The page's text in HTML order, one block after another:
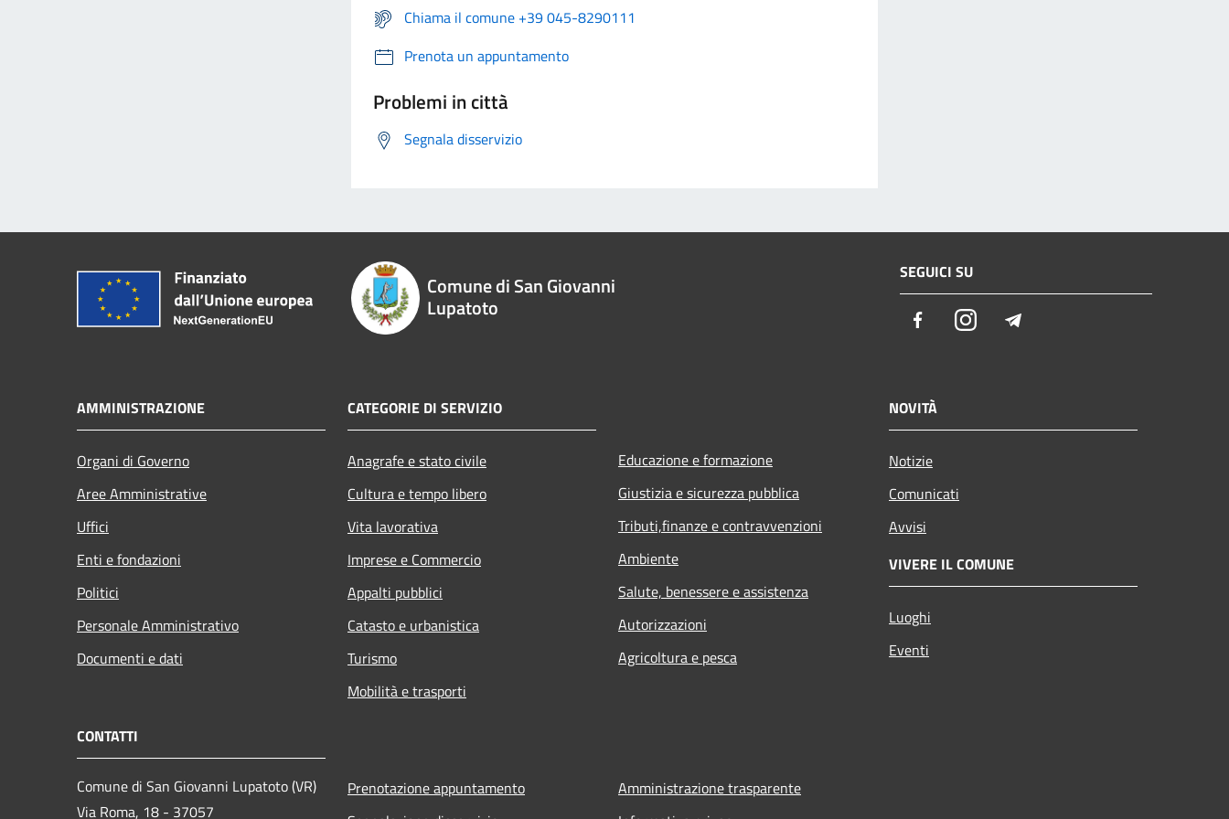
Chiama il comune +39 045-8290111
Prenota un appuntamento
Problemi in città
Segnala disservizio
Comune di San Giovanni
Lupatoto
SEGUICI SU
FacebookInstagram
AMMINISTRAZIONE
Organi di Governo
Aree Amministrative
Uffici
Enti e fondazioni
Politici
Personale Amministrativo
Documenti e dati
CATEGORIE DI SERVIZIO
Anagrafe e stato civile
Cultura e tempo libero
Vita lavorativa
Imprese e Commercio
Appalti pubblici
Catasto e urbanistica
Turismo
Mobilità e trasporti
Educazione e formazione
Giustizia e sicurezza pubblica
Tributi,finanze e contravvenzioni
Ambiente
Salute, benessere e assistenza
Autorizzazioni
Agricoltura e pesca
NOVITÀ
Notizie
Comunicati
Avvisi
VIVERE IL COMUNE
Luoghi
Eventi
CONTATTI
Comune di San Giovanni Lupatoto (VR)
Via Roma, 18 - 37057
Prenotazione appuntamento
Amministrazione trasparente